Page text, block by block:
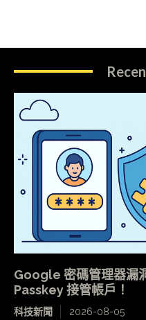
Google 密碼管理器漏
Passkey 接管帳戶！
科技新聞 2026-08-05